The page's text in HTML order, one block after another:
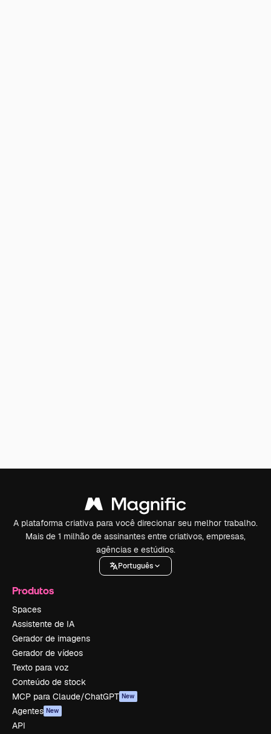
A plataforma criativa para você direcionar seu melhor trabalho.
Mais de 1 milhão de assinantes entre criativos, empresas,
agências e estúdios.
Português
Produtos
Spaces
Assistente de IA
Gerador de imagens
Gerador de vídeos
Texto para voz
Conteúdo de stock
MCP para Claude/ChatGPT New
Agentes New
API